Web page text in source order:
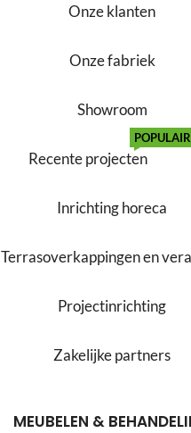
Onze klanten
Onze fabriek
Showroom
Recente projecten
POPULAIR
Inrichting horeca
Terrasoverkappingen en
Projectinrichting
Zakelijke partners
MEUBELEN &